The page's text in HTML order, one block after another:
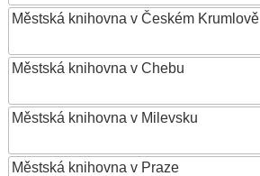
Městská knihovna v Českém Krumlově
Městská knihovna v Chebu
Městská knihovna v Milevsku
Městská knihovna v Praze